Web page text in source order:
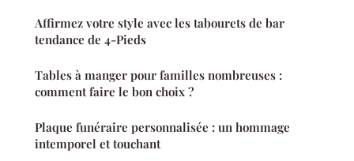
Affirmez votre style avec les tabourets de bar
tendance de 4-Pieds
Tables à manger pour familles nombreuses :
comment faire le bon choix ?
Plaque funéraire personnalisée : un hommage
intemporel et touchant